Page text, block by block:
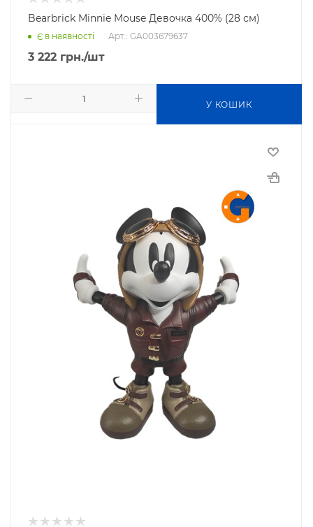
Bearbrick Minnie Mouse Девочка 400% (28 см)
Є в наявності Арт.: GA003679637
3 222 грн./шт
У КОШИК